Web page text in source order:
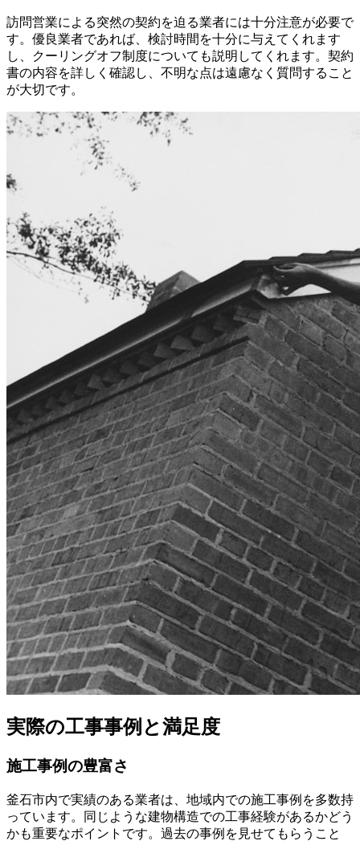
訪問営業による突然の契約を迫る業者には十分注意が必要で
す。優良業者であれば、検討時間を十分に与えてくれます
し、クーリングオフ制度についても説明してくれます。契約
書の内容を詳しく確認し、不明な点は遠慮なく質問すること
が大切です。
実際の工事事例と満足度
施工事例の豊富さ
釜石市内で実績のある業者は、地域内での施工事例を多数持
っています。同じような建物構造での工事経験があるかどう
かも重要なポイントです。過去の事例を見せてもらうこと